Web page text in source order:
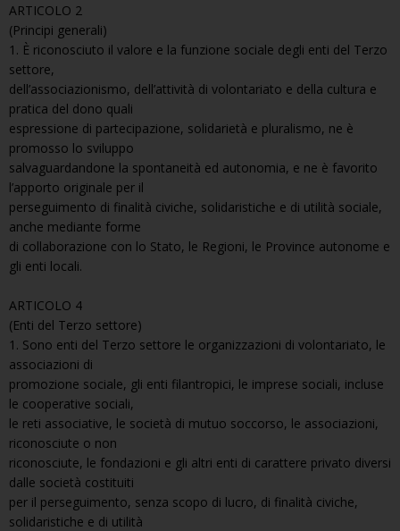
ARTICOLO 2
(Principi generali)
1. È riconosciuto il valore e la funzione sociale degli enti del Terzo
settore,
dell’associazionismo, dell’attività di volontariato e della cultura e
pratica del dono quali
espressione di partecipazione, solidarietà e pluralismo, ne è
promosso lo sviluppo
salvaguardandone la spontaneità ed autonomia, e ne è favorito
l’apporto originale per il
perseguimento di finalità civiche, solidaristiche e di utilità sociale,
anche mediante forme
di collaborazione con lo Stato, le Regioni, le Province autonome e
gli enti locali.
ARTICOLO 4
(Enti del Terzo settore)
1. Sono enti del Terzo settore le organizzazioni di volontariato, le
associazioni di
promozione sociale, gli enti filantropici, le imprese sociali, incluse
le cooperative sociali,
le reti associative, le società di mutuo soccorso, le associazioni,
riconosciute o non
riconosciute, le fondazioni e gli altri enti di carattere privato diversi
dalle società costituiti
per il perseguimento, senza scopo di lucro, di finalità civiche,
solidaristiche e di utilità